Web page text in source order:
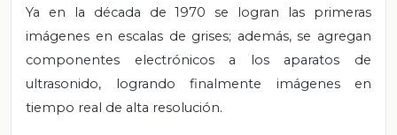
Ya en la década de 1970 se logran las primeras
imágenes en escalas de grises; además, se agregan
componentes electrónicos a los aparatos de
ultrasonido, logrando finalmente imágenes en
tiempo real de alta resolución.